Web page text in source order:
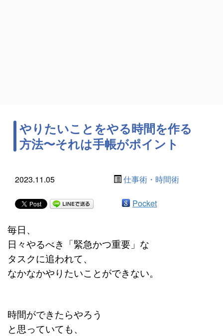
やりたいことをやる時間を作る
方法〜それは手帳がポイント
2023.11.05 仕事術・時間術
Pocket
毎日、
日々やるべき「緊急かつ重要」な
タスクに追われて、
なかなかやりたいことができない。
時間ができたらやろう
と思っていても、